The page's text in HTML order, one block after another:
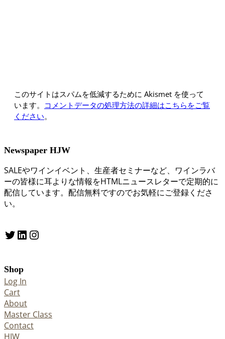
このサイトはスパムを低減するために Akismet を使って
います。 コメントデータの処理方法の詳細はこちらをご覧
ください。
Newspaper HJW
SALEやワインイベント、生産者セミナーなど、ワインラバ
ーの皆様に耳よりな情報をHTMLニュースレターで定期的に
配信しています。配信無料ですのでお気軽にご登録くださ
い。
Twitter LinkedIn Instagram
Shop
Log In
Cart
About
Master Class
Contact
HJW